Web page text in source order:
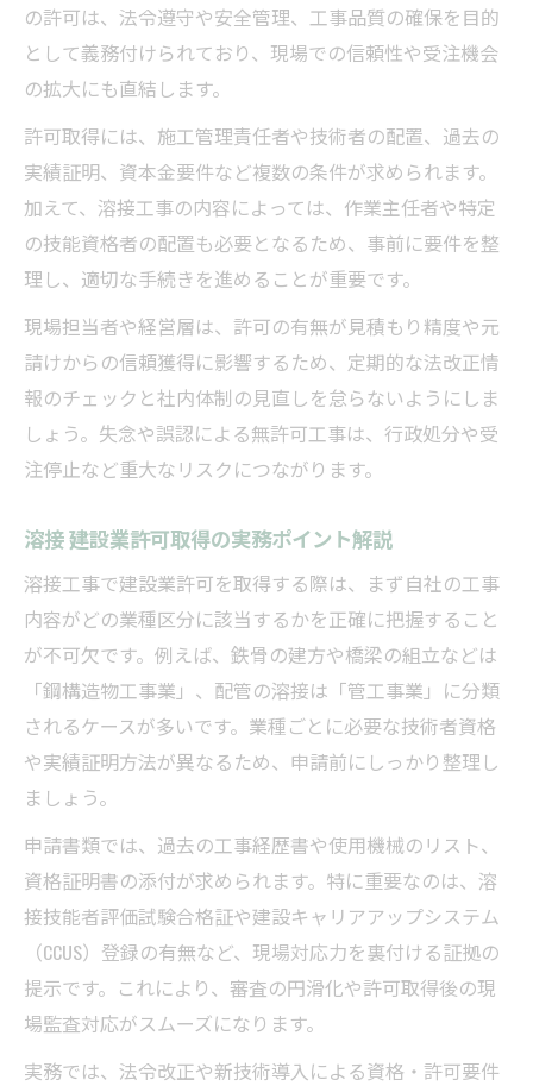
の許可は、法令遵守や安全管理、工事品質の確保を目的
として義務付けられており、現場での信頼性や受注機会
の拡大にも直結します。
許可取得には、施工管理責任者や技術者の配置、過去の
実績証明、資本金要件など複数の条件が求められます。
加えて、溶接工事の内容によっては、作業主任者や特定
の技能資格者の配置も必要となるため、事前に要件を整
理し、適切な手続きを進めることが重要です。
現場担当者や経営層は、許可の有無が見積もり精度や元
請けからの信頼獲得に影響するため、定期的な法改正情
報のチェックと社内体制の見直しを怠らないようにしま
しょう。失念や誤認による無許可工事は、行政処分や受
注停止など重大なリスクにつながります。
溶接 建設業許可取得の実務ポイント解説
溶接工事で建設業許可を取得する際は、まず自社の工事
内容がどの業種区分に該当するかを正確に把握すること
が不可欠です。例えば、鉄骨の建方や橋梁の組立などは
「鋼構造物工事業」、配管の溶接は「管工事業」に分類
されるケースが多いです。業種ごとに必要な技術者資格
や実績証明方法が異なるため、申請前にしっかり整理し
ましょう。
申請書類では、過去の工事経歴書や使用機械のリスト、
資格証明書の添付が求められます。特に重要なのは、溶
接技能者評価試験合格証や建設キャリアアップシステム
（CCUS）登録の有無など、現場対応力を裏付ける証拠の
提示です。これにより、審査の円滑化や許可取得後の現
場監査対応がスムーズになります。
実務では、法令改正や新技術導入による資格・許可要件